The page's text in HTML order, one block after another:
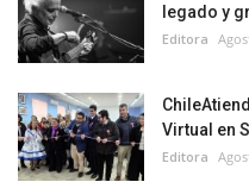
legado y
Editora
Virtual en
Editora